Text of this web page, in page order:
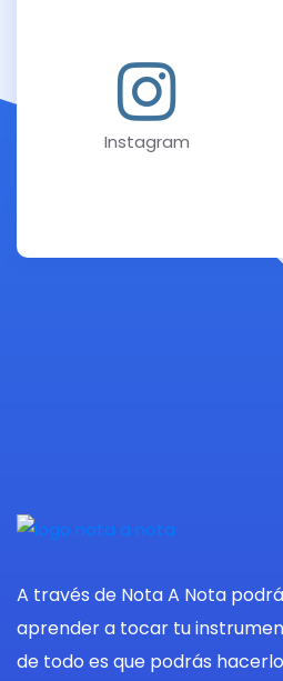
Instagram
A través de Nota A Nota
aprender a tocar tu
de todo es que podrás